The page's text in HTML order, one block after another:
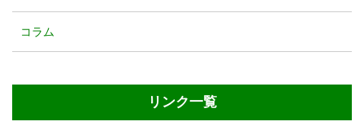
コラム
リンク一覧